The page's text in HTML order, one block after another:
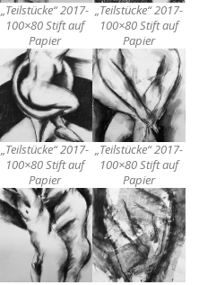
„Teilstücke“ 2017-
100×80 Stift auf
Papier
„Teilstücke“ 2017-
100×80 Stift auf
Papier
„Teilstücke“ 2017-
100×80 Stift auf
Papier
„Teilstücke“ 2017-
100×80 Stift auf
Papier